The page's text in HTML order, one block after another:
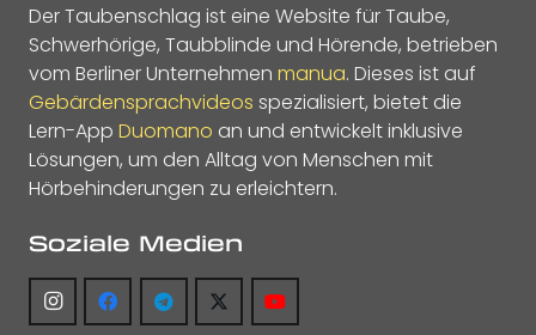
Der Taubenschlag ist eine Website für Taube,
Schwerhörige, Taubblinde und Hörende, betrieben
vom Berliner Unternehmen manua. Dieses ist auf
Gebärdensprachvideos spezialisiert, bietet die
Lern-App Duomano an und entwickelt inklusive
Lösungen, um den Alltag von Menschen mit
Hörbehinderungen zu erleichtern.
Soziale Medien